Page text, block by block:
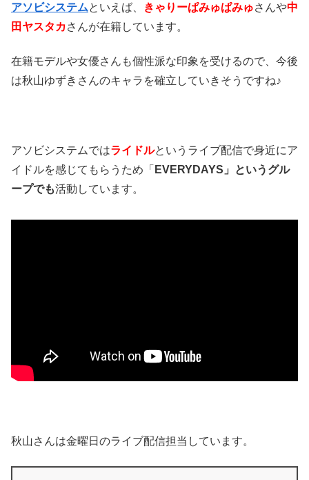
アソビシステムといえば、 きゃりーぱみゅぱみゅさんや中
田ヤスタカさんが在籍しています。
在籍モデルや女優さんも個性派な印象を受けるので、今後
は秋山ゆずきさんのキャラを確立していきそうですね♪
アソビシステムではライドルというライブ配信で身近にア
イドルを感じてもらうため「 EVERYDAYS」というグル
ープでも活動しています。
秋山さんは金曜日のライブ配信担当しています。